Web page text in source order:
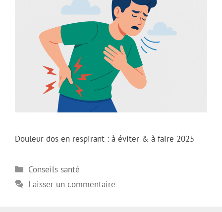
Douleur dos en respirant : à éviter & à faire 2025
Catégories
Conseils santé
Laisser un commentaire